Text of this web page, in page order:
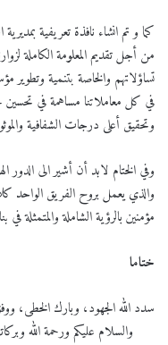
​كما و تم انشاء نافذة تعريفية
من أجل تقديم المعلومة الكاملة
تساؤلاتهم والخاصة بتنمية وتطوير
في كل معاملاتنا مساهمة في تحسين
وتحقيق أعلى درجات الشفافية
وفي الختام لابد أن أشير الى الدور
والذي يعمل بروح الفريق
مؤمنين بالرؤية الشاملة والمتمثلة في
ختاما
سدد الله الجهود، وبارك الخطى،
والسلام عليكم ورحمة الله